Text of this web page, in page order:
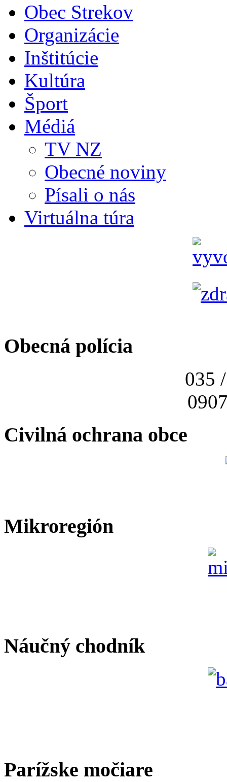
Obec Strekov
Organizácie
Inštitúcie
Kultúra
Šport
Médiá
TV NZ
Obecné noviny
Písali o nás
Virtuálna túra
Obecná polícia
035
Civilná ochrana obce
Mikroregión
Náučný chodník
Parížske močiare